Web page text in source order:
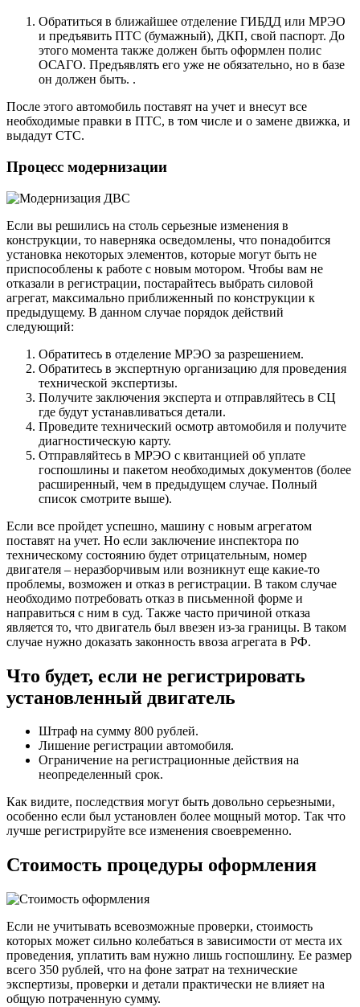
Обратиться в ближайшее отделение ГИБДД или МРЭО
и предъявить ПТС (бумажный), ДКП, свой паспорт. До
этого момента также должен быть оформлен полис
ОСАГО. Предъявлять его уже не обязательно, но в базе
он должен быть. .
После этого автомобиль поставят на учет и внесут все
необходимые правки в ПТС, в том числе и о замене движка, и
выдадут СТС.
Процесс модернизации
Если вы решились на столь серьезные изменения в
конструкции, то наверняка осведомлены, что понадобится
установка некоторых элементов, которые могут быть не
приспособлены к работе с новым мотором. Чтобы вам не
отказали в регистрации, постарайтесь выбрать силовой
агрегат, максимально приближенный по конструкции к
предыдущему. В данном случае порядок действий
следующий:
Обратитесь в отделение МРЭО за разрешением.
Обратитесь в экспертную организацию для проведения
технической экспертизы.
Получите заключения эксперта и отправляйтесь в СЦ
где будут устанавливаться детали.
Проведите технический осмотр автомобиля и получите
диагностическую карту.
Отправляйтесь в МРЭО с квитанцией об уплате
госпошлины и пакетом необходимых документов (более
расширенный, чем в предыдущем случае. Полный
список смотрите выше).
Если все пройдет успешно, машину с новым агрегатом
поставят на учет. Но если заключение инспектора по
техническому состоянию будет отрицательным, номер
двигателя – неразборчивым или возникнут еще какие-то
проблемы, возможен и отказ в регистрации. В таком случае
необходимо потребовать отказ в письменной форме и
направиться с ним в суд. Также часто причиной отказа
является то, что двигатель был ввезен из-за границы. В таком
случае нужно доказать законность ввоза агрегата в РФ.
Что будет, если не регистрировать
установленный двигатель
Штраф на сумму 800 рублей.
Лишение регистрации автомобиля.
Ограничение на регистрационные действия на
неопределенный срок.
Как видите, последствия могут быть довольно серьезными,
особенно если был установлен более мощный мотор. Так что
лучше регистрируйте все изменения своевременно.
Стоимость процедуры оформления
Если не учитывать всевозможные проверки, стоимость
которых может сильно колебаться в зависимости от места их
проведения, уплатить вам нужно лишь госпошлину. Ее размер
всего 350 рублей, что на фоне затрат на технические
экспертизы, проверки и детали практически не влияет на
общую потраченную сумму.